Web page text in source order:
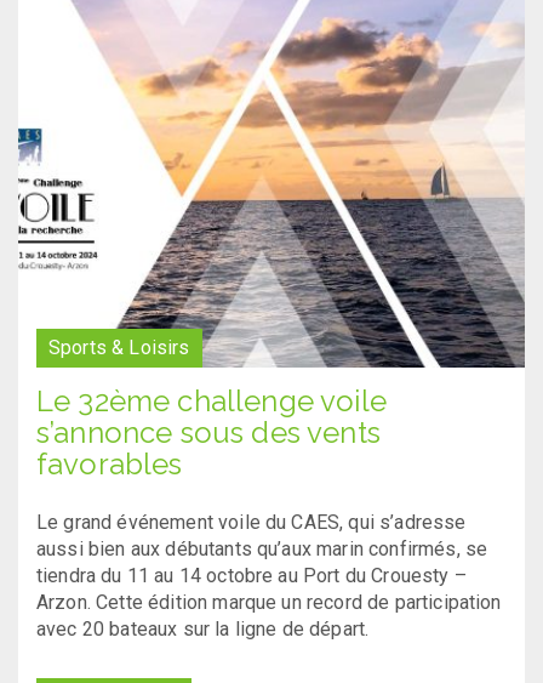
Sports & Loisirs
Le 32ème challenge voile
s’annonce sous des vents
favorables
Le grand événement voile du CAES, qui s’adresse
aussi bien aux débutants qu’aux marin confirmés, se
tiendra du 11 au 14 octobre au Port du Crouesty –
Arzon. Cette édition marque un record de participation
avec 20 bateaux sur la ligne de départ.